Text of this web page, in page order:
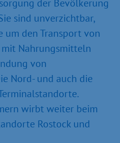
der Bevölkerung
sind unverzichtbar,
um den Transport von
mit Nahrungsmitteln
von
Nord- und auch die
wirbt weiter beim
Rostock und